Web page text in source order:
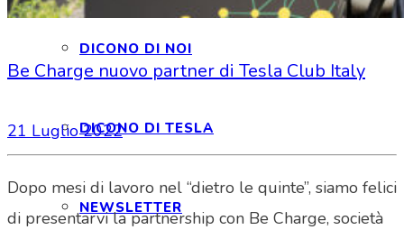
DICONO DI NOI
DICONO DI TESLA
NEWSLETTER
Be Charge nuovo partner di Tesla Club Italy
21 Luglio 2022
Dopo mesi di lavoro nel “dietro le quinte”, siamo felici
di presentarvi la partnership con Be Charge, società